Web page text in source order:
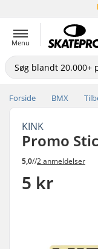
Menu
Forside BMX
KINK
Promo
5,0//2 anmeldelser
5 kr